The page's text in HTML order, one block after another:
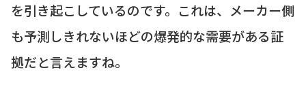
を引き起こしているのです。これは、メーカー側
も予測しきれないほどの爆発的な需要がある証
拠だと言えますね。